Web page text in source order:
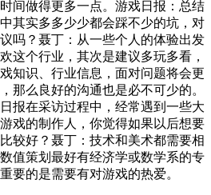
间做得更多一点。游戏日报：总结
其实多多少少都会踩不少的坑，对
吗？聂丁：从一些个人的体验出发
这个行业，其次是建议多玩多看，
知识、行业信息，面对问题将会更
那么良好的沟通也是必不可少的。
报在采访过程中，经常遇到一些大
戏的制作人，你觉得如果以后想要
较好？聂丁：技术和美术都需要相
值策划最好有经济学或数学系的专
要的是需要有对游戏的热爱。